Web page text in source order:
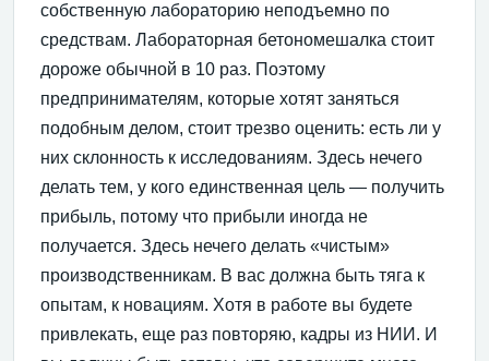
собственную лабораторию неподъемно по
средствам. Лабораторная бетономешалка стоит
дороже обычной в 10 раз. Поэтому
предпринимателям, которые хотят заняться
подобным делом, стоит трезво оценить: есть ли у
них склонность к исследованиям. Здесь нечего
делать тем, у кого единственная цель — получить
прибыль, потому что прибыли иногда не
получается. Здесь нечего делать «чистым»
производственникам. В вас должна быть тяга к
опытам, к новациям. Хотя в работе вы будете
привлекать, еще раз повторяю, кадры из НИИ. И